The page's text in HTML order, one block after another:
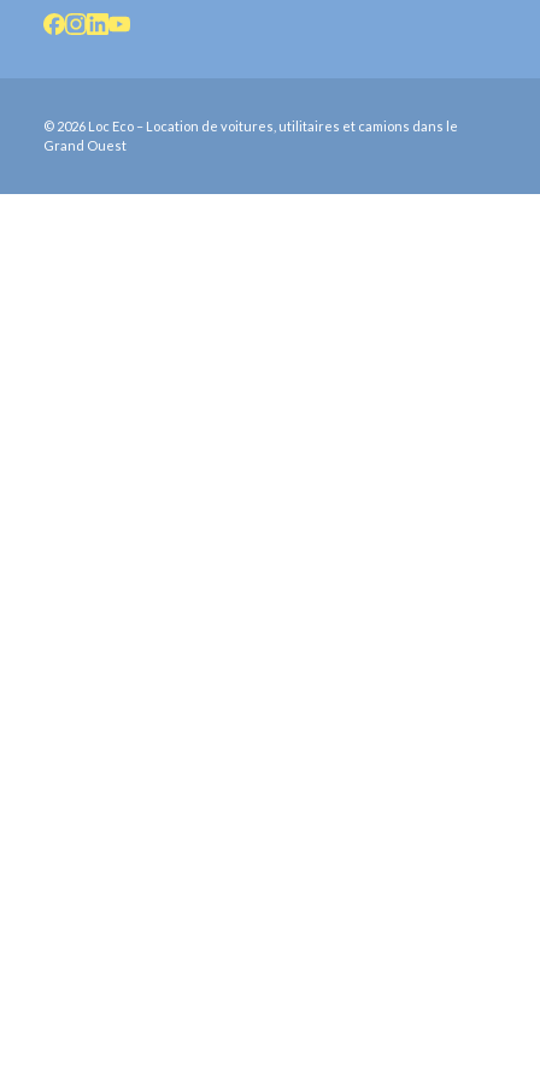
© 2026 Loc Eco – Location de voitures, utilitaires et camions dans le
Grand Ouest